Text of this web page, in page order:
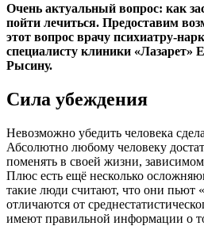
Очень актуальный вопрос: как
пойти лечиться. Предоставим
этот вопрос врачу психиатру-
специалисту клиники «Лазарет»
Рысину.
Сила убеждения
Невозможно убедить человека
Абсолютно любому человеку
поменять в своей жизни,
Плюс есть ещё несколько
такие люди считают, что они пьют
отличаются от
имеют правильной информации о